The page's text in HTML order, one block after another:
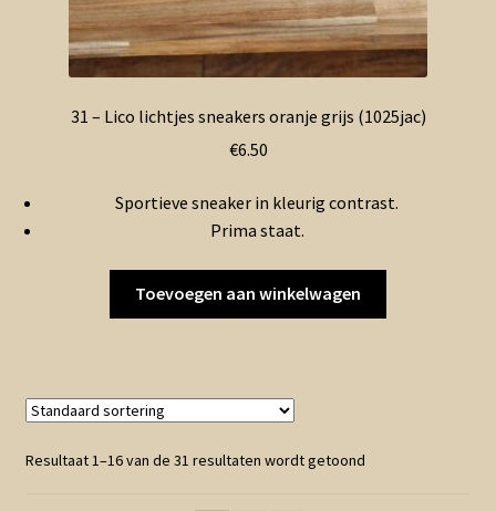
31 – Lico lichtjes sneakers oranje grijs (1025jac)
€6.50
Sportieve sneaker in kleurig contrast.
Prima staat.
Toevoegen aan winkelwagen
Resultaat 1–16 van de 31 resultaten wordt getoond